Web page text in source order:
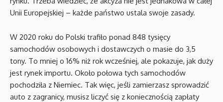
Unii Europejskiej – każde państwo ustala swoje zasady.
W 2020 roku do Polski trafiło ponad 848 tysięcy
samochodów osobowych i dostawczych o masie do 3,5
tony. To mniej o 16% niż rok wcześniej, ale pokazuje, jak duży
jest rynek importu. Około połowa tych samochodów
pochodziła z Niemiec. Tak więc, jeśli zamierzasz sprowadzić
auto z zagranicy, musisz liczyć się z koniecznością zapłaty